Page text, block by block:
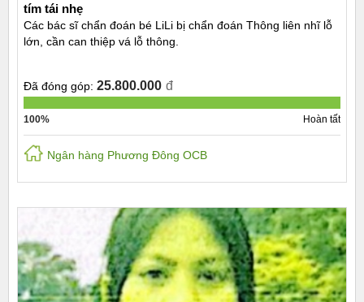
tím tái nhẹ
Các bác sĩ chẩn đoán bé LiLi bị chẩn đoán Thông liên nhĩ lỗ
lớn, cần can thiệp vá lỗ thông.
Đã đóng góp: 25.800.000 đ
100% Hoàn tất
Ngân hàng Phương Đông OCB